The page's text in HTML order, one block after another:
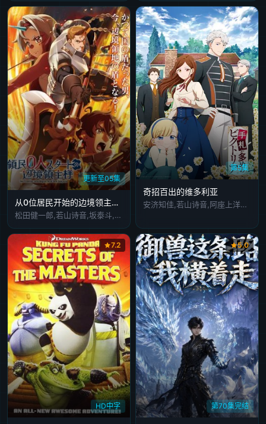
更新至05集
从0位居民开始的边境领主大人
松田健一郎,若山诗音,坂泰斗,伊藤美来,白石晴香,福山润,安田陆矢,阿保玛利亚,日笠阳子,东山奈央
第5集
奇招百出的维多利亚
安济知佳,若山诗音,阿座上洋平,小野大辅,潘惠美,古川慎,逢坂良太,小野贤章,野岛健儿,秋保佐永子,家中宏
HD中字
7.2
第70集完结
5.0